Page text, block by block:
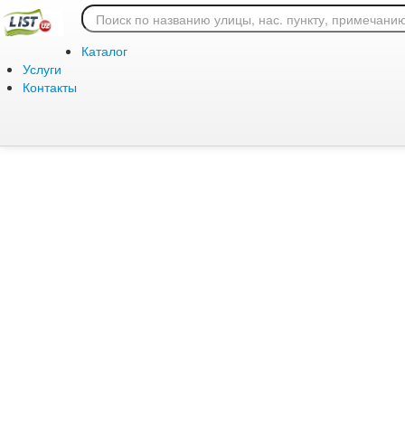
Каталог
Услуги
Контакты
Ошибка 404: страница